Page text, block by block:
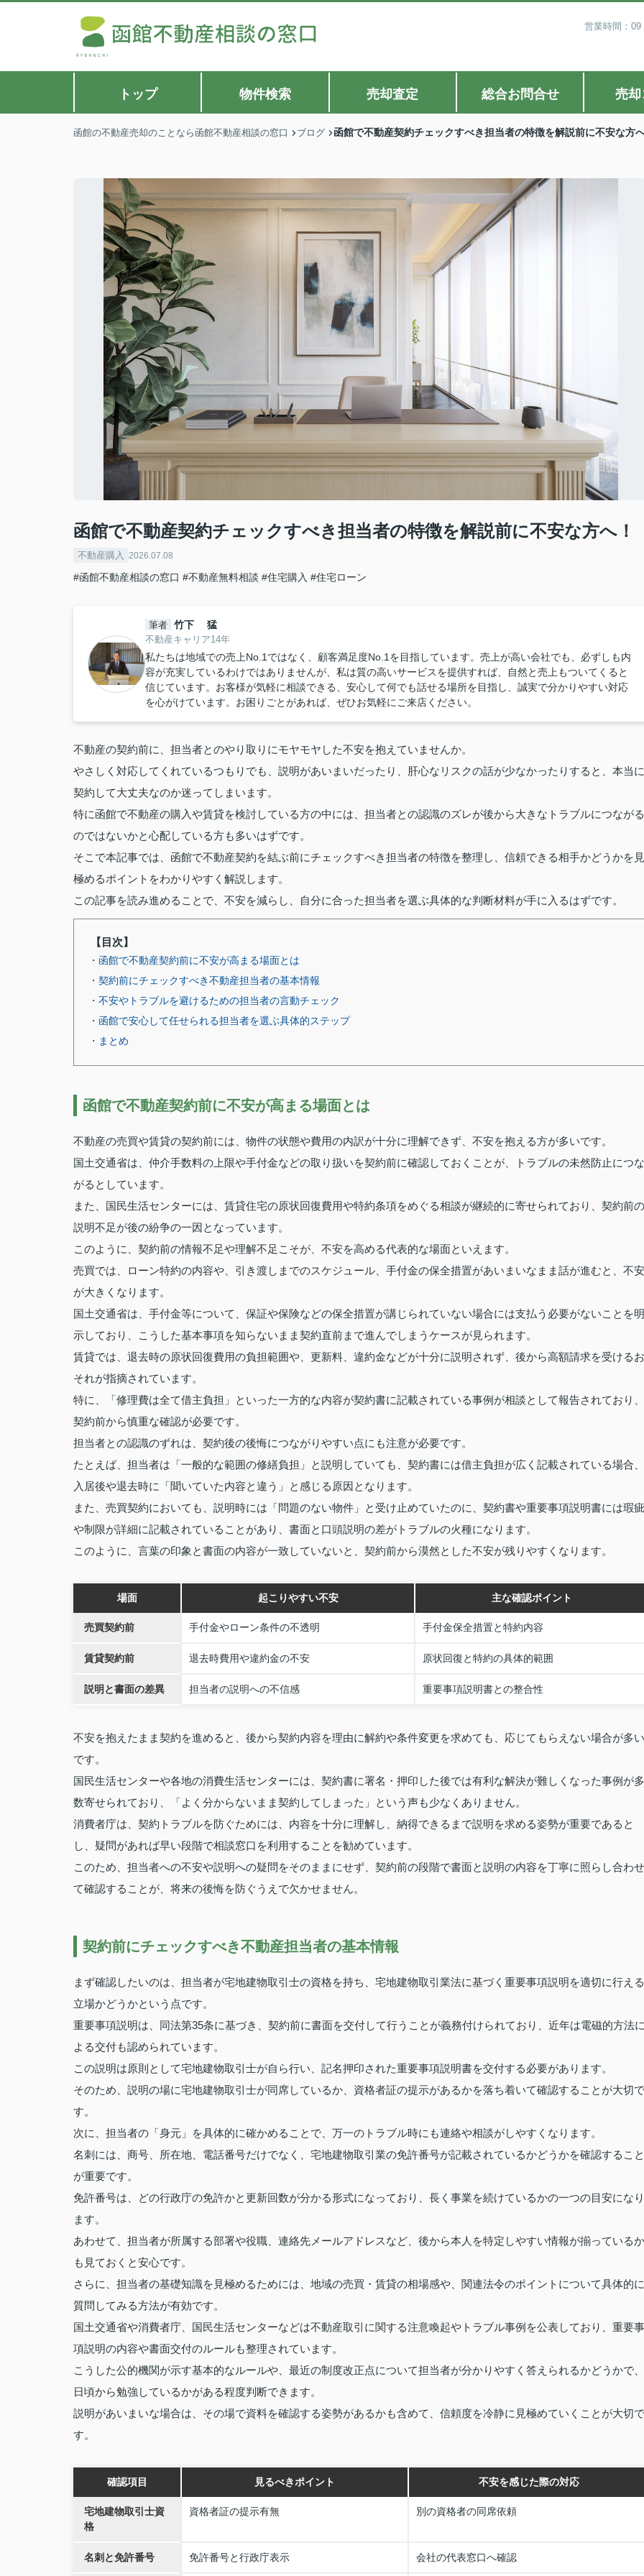
営業時間：
トップ 物件検索 売却査定 総合お問合せ 売却
函館の不動産売却のことなら函館不動産相談の窓口 ブログ 函館で不動産契約チェックすべき担当者の特徴を解説前に不安な方へ
函館で不動産契約チェックすべき担当者の特徴を解説前に不安な方へ！
不動産購入 2026.07.08
#函館不動産相談の窓口 #不動産無料相談 #住宅購入 #住宅ローン
筆者 竹下 猛
不動産キャリア14年
私たちは地域での売上No.1ではなく、顧客満足度No.1を目指しています。売上が高い会社でも、必ずしも内
容が充実しているわけではありませんが、私は質の高いサービスを提供すれば、自然と売上もついてくると
信じています。お客様が気軽に相談できる、安心して何でも話せる場所を目指し、誠実で分かりやすい対応
を心がけています。お困りごとがあれば、ぜひお気軽にご来店ください。
不動産の契約前に、担当者とのやり取りにモヤモヤした不安を抱えていませんか。
やさしく対応してくれているつもりでも、説明があいまいだったり、肝心なリスクの話が少なかったりすると、本当に
契約して大丈夫なのか迷ってしまいます。
特に函館で不動産の購入や賃貸を検討している方の中には、担当者との認識のズレが後から大きなトラブルにつながる
のではないかと心配している方も多いはずです。
そこで本記事では、函館で不動産契約を結ぶ前にチェックすべき担当者の特徴を整理し、信頼できる相手かどうかを見
極めるポイントをわかりやすく解説します。
この記事を読み進めることで、不安を減らし、自分に合った担当者を選ぶ具体的な判断材料が手に入るはずです。
【目次】
・函館で不動産契約前に不安が高まる場面とは
・契約前にチェックすべき不動産担当者の基本情報
・不安やトラブルを避けるための担当者の言動チェック
・函館で安心して任せられる担当者を選ぶ具体的ステップ
・まとめ
函館で不動産契約前に不安が高まる場面とは
不動産の売買や賃貸の契約前には、物件の状態や費用の内訳が十分に理解できず、不安を抱える方が多いです。
国土交通省は、仲介手数料の上限や手付金などの取り扱いを契約前に確認しておくことが、トラブルの未然防止につな
がるとしています。
また、国民生活センターには、賃貸住宅の原状回復費用や特約条項をめぐる相談が継続的に寄せられており、契約前の
説明不足が後の紛争の一因となっています。
このように、契約前の情報不足や理解不足こそが、不安を高める代表的な場面といえます。
売買では、ローン特約の内容や、引き渡しまでのスケジュール、手付金の保全措置があいまいなまま話が進むと、不安
が大きくなります。
国土交通省は、手付金等について、保証や保険などの保全措置が講じられていない場合には支払う必要がないことを明
示しており、こうした基本事項を知らないまま契約直前まで進んでしまうケースが見られます。
賃貸では、退去時の原状回復費用の負担範囲や、更新料、違約金などが十分に説明されず、後から高額請求を受けるお
それが指摘されています。
特に、「修理費は全て借主負担」といった一方的な内容が契約書に記載されている事例が相談として報告されており、
契約前から慎重な確認が必要です。
担当者との認識のずれは、契約後の後悔につながりやすい点にも注意が必要です。
たとえば、担当者は「一般的な範囲の修繕負担」と説明していても、契約書には借主負担が広く記載されている場合、
入居後や退去時に「聞いていた内容と違う」と感じる原因となります。
また、売買契約においても、説明時には「問題のない物件」と受け止めていたのに、契約書や重要事項説明書には瑕疵
や制限が詳細に記載されていることがあり、書面と口頭説明の差がトラブルの火種になります。
このように、言葉の印象と書面の内容が一致していないと、契約前から漠然とした不安が残りやすくなります。
場面 起こりやすい不安 主な確認ポイント
売買契約前 手付金やローン条件の不透明 手付金保全措置と特約内容
賃貸契約前 退去時費用や違約金の不安 原状回復と特約の具体的範囲
説明と書面の差異 担当者の説明への不信感 重要事項説明書との整合性
不安を抱えたまま契約を進めると、後から契約内容を理由に解約や条件変更を求めても、応じてもらえない場合が多い
です。
国民生活センターや各地の消費生活センターには、契約書に署名・押印した後では有利な解決が難しくなった事例が多
数寄せられており、「よく分からないまま契約してしまった」という声も少なくありません。
消費者庁は、契約トラブルを防ぐためには、内容を十分に理解し、納得できるまで説明を求める姿勢が重要であると
し、疑問があれば早い段階で相談窓口を利用することを勧めています。
このため、担当者への不安や説明への疑問をそのままにせず、契約前の段階で書面と説明の内容を丁寧に照らし合わせ
て確認することが、将来の後悔を防ぐうえで欠かせません。
契約前にチェックすべき不動産担当者の基本情報
まず確認したいのは、担当者が宅地建物取引士の資格を持ち、宅地建物取引業法に基づく重要事項説明を適切に行える
立場かどうかという点です。
重要事項説明は、同法第35条に基づき、契約前に書面を交付して行うことが義務付けられており、近年は電磁的方法に
よる交付も認められています。
この説明は原則として宅地建物取引士が自ら行い、記名押印された重要事項説明書を交付する必要があります。
そのため、説明の場に宅地建物取引士が同席しているか、資格者証の提示があるかを落ち着いて確認することが大切で
す。
次に、担当者の「身元」を具体的に確かめることで、万一のトラブル時にも連絡や相談がしやすくなります。
名刺には、商号、所在地、電話番号だけでなく、宅地建物取引業の免許番号が記載されているかどうかを確認すること
が重要です。
免許番号は、どの行政庁の免許かと更新回数が分かる形式になっており、長く事業を続けているかの一つの目安になり
ます。
あわせて、担当者が所属する部署や役職、連絡先メールアドレスなど、後から本人を特定しやすい情報が揃っているか
も見ておくと安心です。
さらに、担当者の基礎知識を見極めるためには、地域の売買・賃貸の相場感や、関連法令のポイントについて具体的に
質問してみる方法が有効です。
国土交通省や消費者庁、国民生活センターなどは不動産取引に関する注意喚起やトラブル事例を公表しており、重要事
項説明の内容や書面交付のルールも整理されています。
こうした公的機関が示す基本的なルールや、最近の制度改正点について担当者が分かりやすく答えられるかどうかで、
日頃から勉強しているかがある程度判断できます。
説明があいまいな場合は、その場で資料を確認する姿勢があるかも含めて、信頼度を冷静に見極めていくことが大切で
す。
確認項目 見るべきポイント 不安を感じた際の対応
宅地建物取引士資
格
資格者証の提示有無 別の資格者の同席依頼
名刺と免許番号 免許番号と行政庁表示 会社の代表窓口へ確認